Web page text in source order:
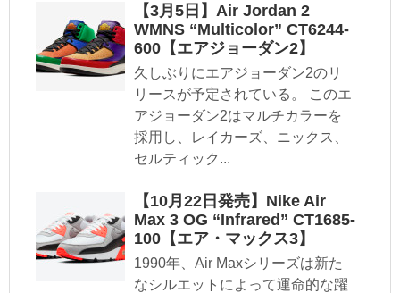
【3月5日】Air Jordan 2
WMNS “Multicolor” CT6244-
600【エアジョーダン2】
久しぶりにエアジョーダン2のリ
リースが予定されている。 このエ
アジョーダン2はマルチカラーを
採用し、レイカーズ、ニックス、
セルティック...
【10月22日発売】Nike Air
Max 3 OG “Infrared” CT1685-
100【エア・マックス3】
1990年、Air Maxシリーズは新た
なシルエットによって運命的な躍